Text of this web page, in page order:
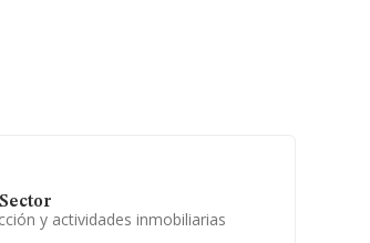
y actividades inmobiliarias